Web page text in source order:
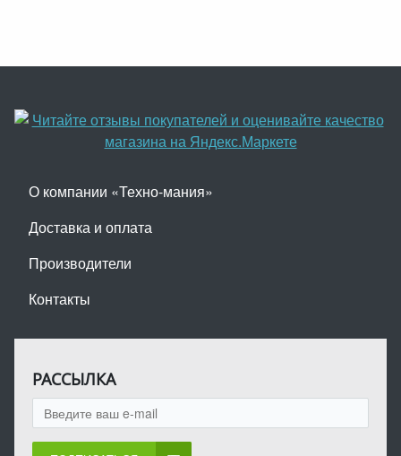
О компании «Техно-мания»
Доставка и оплата
Производители
Контакты
РАССЫЛКА